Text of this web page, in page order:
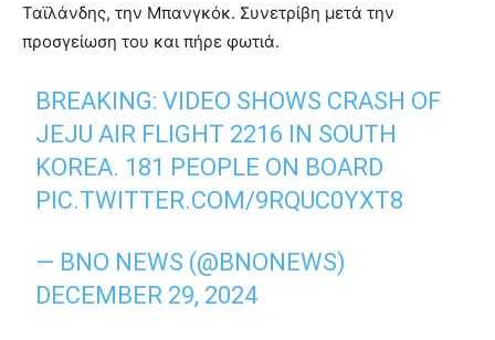
Ταϊλάνδης, την Μπανγκόκ. Συνετρίβη μετά την
προσγείωση του και πήρε φωτιά.
BREAKING: VIDEO SHOWS CRASH OF
JEJU AIR FLIGHT 2216 IN SOUTH
KOREA. 181 PEOPLE ON BOARD
PIC.TWITTER.COM/9RQUC0YXT8
— BNO NEWS (@BNONEWS)
DECEMBER 29, 2024